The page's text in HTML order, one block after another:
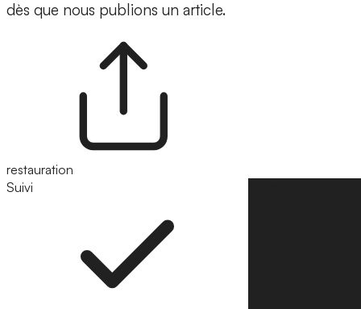
dès que nous publions un article.
restauration
Suivi